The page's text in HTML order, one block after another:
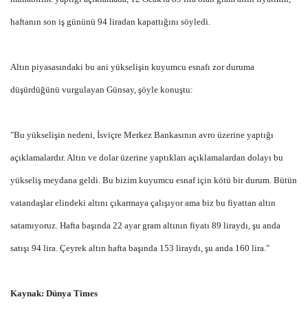
haftanın son iş gününü 94 liradan kapattığını söyledi.
Altın piyasasındaki bu ani yükselişin kuyumcu esnafı zor duruma
düşürdüğünü vurgulayan Günsay, şöyle konuştu:
"Bu yükselişin nedeni, İsviçre Merkez Bankasının avro üzerine yaptığı
açıklamalardır. Altın ve dolar üzerine yaptıkları açıklamalardan dolayı bu
yükseliş meydana geldi. Bu bizim kuyumcu esnaf için kötü bir durum. Bütün
vatandaşlar elindeki altını çıkarmaya çalışıyor ama biz bu fiyattan altın
satamıyoruz. Hafta başında 22 ayar gram altının fiyatı 89 liraydı, şu anda
satışı 94 lira. Çeyrek altın hafta başında 153 liraydı, şu anda 160 lira."
Kaynak: Dünya Times